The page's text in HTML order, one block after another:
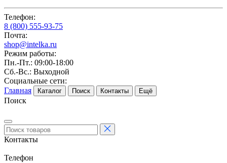
Телефон:
8 (800) 555-93-75
Почта:
shop@intelka.ru
Режим работы:
Пн.-Пт.: 09:00-18:00
Сб.-Вс.: Выходной
Социальные сети:
Главная
Каталог Поиск Контакты Ещё
Поиск
Контакты
Телефон